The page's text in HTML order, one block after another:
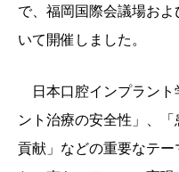
で、福岡国際会議場お
いて開催しました。
日本口腔インプラント
ント治療の安全性」、
貢献」などの重要なテ